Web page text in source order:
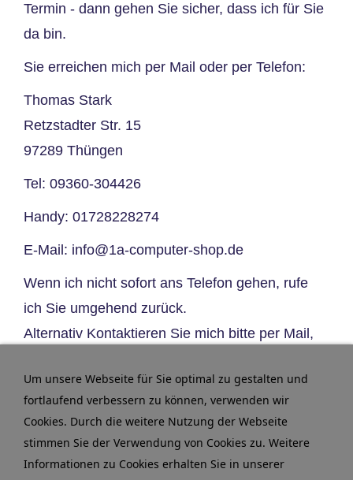
Termin - dann gehen Sie sicher, dass ich für Sie
da bin.
Sie erreichen mich per Mail oder per Telefon:
Thomas Stark
Retzstadter Str. 15
97289 Thüngen
Tel: 09360-304426
Handy: 01728228274
E-Mail: info@1a-computer-shop.de
Wenn ich nicht sofort ans Telefon gehen, rufe
ich Sie umgehend zurück.
Alternativ Kontaktieren Sie mich bitte per Mail,
Vielen Dank für Ihr Verständnis!
DIESEN COOKIE ZULASSEN
Um unsere Webseite für Sie optimal zu gestalten und
fortlaufend verbessern zu können, verwenden wir
Cookies. Durch die weitere Nutzung der Webseite
stimmen Sie der Verwendung von Cookies zu. Weitere
Informationen zu Cookies erhalten Sie in unserer